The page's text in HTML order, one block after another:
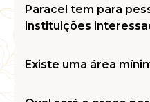
agências de
desembolsados por
Paracel tem para
instituições
chamado de Standing
madeira da
Existe uma área